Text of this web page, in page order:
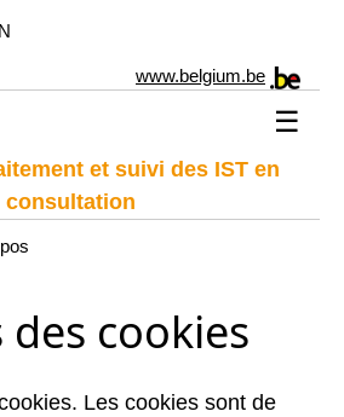
www.belgium.be
☰
et suivi des IST en
consultation
cookies
Les cookies sont de